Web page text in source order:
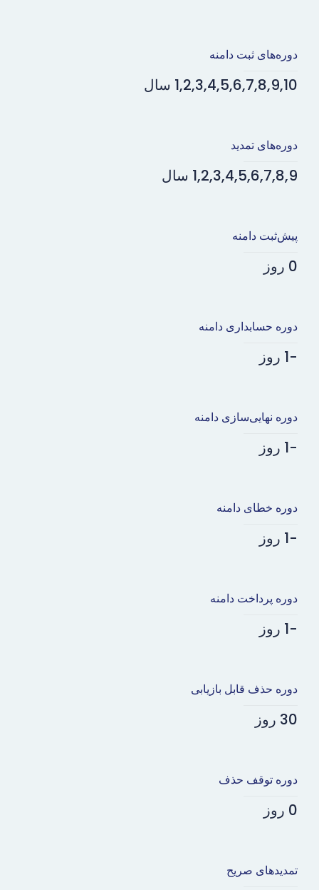
دوره‌های ثبت دامنه
1,2,3,4,5,6,7,8,9,10 سال
دوره‌های تمدید
1,2,3,4,5,6,7,8,9 سال
پیش‌ثبت دامنه
0 روز
دوره حسابداری دامنه
-1 روز
دوره نهایی‌سازی دامنه
-1 روز
دوره خطای دامنه
-1 روز
دوره پرداخت دامنه
-1 روز
دوره حذف قابل بازیابی
30 روز
دوره توقف حذف
0 روز
تمدیدهای صریح